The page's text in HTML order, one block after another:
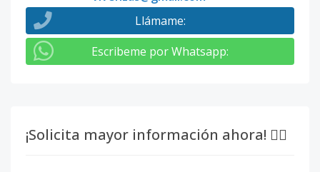
Llámame:
Escribeme por Whatsapp:
¡Solicita mayor información ahora! 👇🏽